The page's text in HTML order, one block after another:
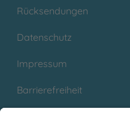
Rücksendungen
Datenschutz
Impressum
Barrierefreiheit